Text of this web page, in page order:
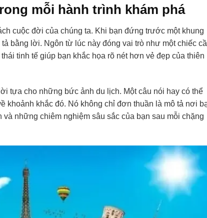
mỗi hành trình khám phá
cuộc đời của chúng ta. Khi bạn đứng trước một khung
bằng lời. Ngôn từ lúc này đóng vai trò như một chiếc
tinh tế giúp bạn khắc họa rõ nét hơn vẻ đẹp của thiên
tựa cho những bức ảnh du lịch. Một câu nói hay có thể
khoảnh khắc đó. Nó không chỉ đơn thuần là mô tả nơi
những chiêm nghiệm sâu sắc của bạn sau mỗi chặng